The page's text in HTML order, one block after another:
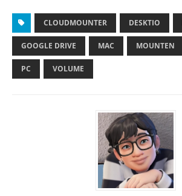
CLOUDMOUNTER DESKTIO
GOOGLE DRIVE MAC MOUNTEN
PC VOLUME